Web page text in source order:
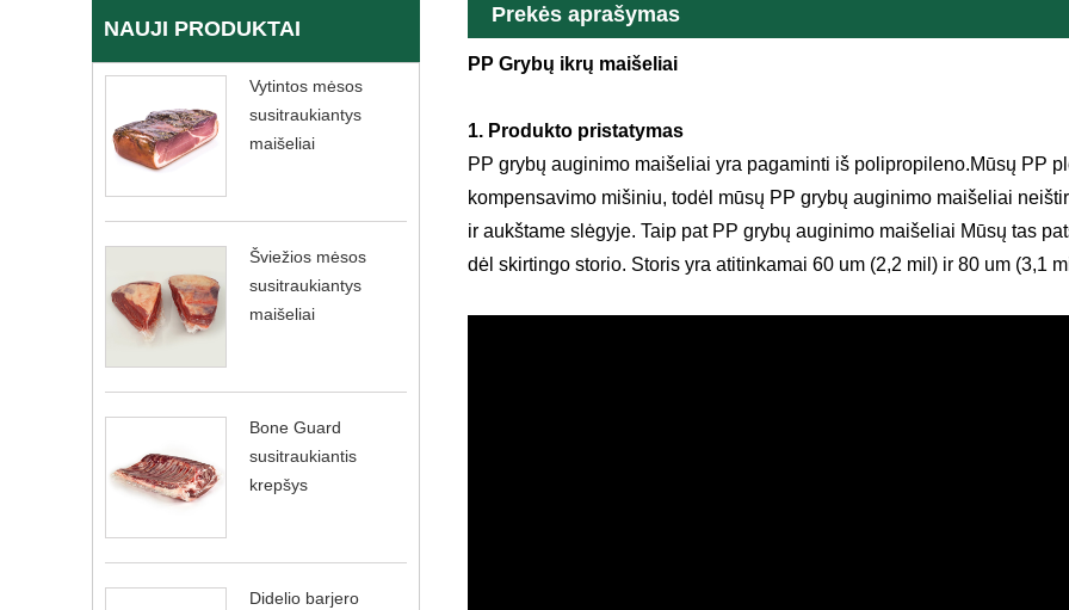
NAUJI PRODUKTAI
Vytintos mėsos
susitraukiantys
maišeliai
Šviežios mėsos
susitraukiantys
maišeliai
Bone Guard
susitraukiantis
krepšys
Didelio barjero
Prekės aprašymas
PP Grybų ikrų maišeliai
1. Produkto pristatymas
PP grybų auginimo maišeliai yra pagaminti iš polipropileno.Mūsų PP
kompensavimo mišiniu, todėl mūsų PP grybų auginimo maišeliai
ir aukštame slėgyje. Taip pat PP grybų auginimo maišeliai Mūsų tas
dėl skirtingo storio. Storis yra atitinkamai 60 um (2,2 mil) ir 80 um (3,1